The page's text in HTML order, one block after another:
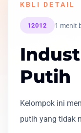
KBLI DETAIL
12012 1 menit
Putih
Kelompok ini
putih yang tidak